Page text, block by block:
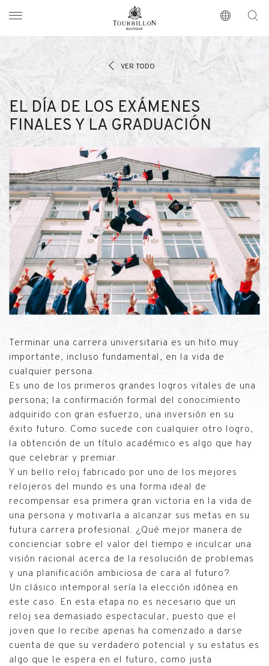
https://www.tourbillon.com/es
VER TODO
EL DÍA DE LOS EXÁMENES
FINALES Y LA GRADUACIÓN
Terminar una carrera universitaria es un hito muy
importante, incluso fundamental, en la vida de
cualquier persona.
Es uno de los primeros grandes logros vitales de una
persona; la confirmación formal del conocimiento
adquirido con gran esfuerzo, una inversión en su
éxito futuro. Como sucede con cualquier otro logro,
la obtención de un título académico es algo que hay
que celebrar y premiar.
Y un bello reloj fabricado por uno de los mejores
relojeros del mundo es una forma ideal de
recompensar esa primera gran victoria en la vida de
una persona y motivarla a alcanzar sus metas en su
futura carrera profesional. ¿Qué mejor manera de
concienciar sobre el valor del tiempo e inculcar una
visión racional acerca de la resolución de problemas
y una planificación ambiciosa de cara al futuro?
Un clásico intemporal sería la elección idónea en
este caso. En esta etapa no es necesario que un
reloj sea demasiado espectacular, puesto que el
joven que lo recibe apenas ha comenzado a darse
cuenta de que su verdadero potencial y su estatus es
algo que le espera en el futuro, como justa